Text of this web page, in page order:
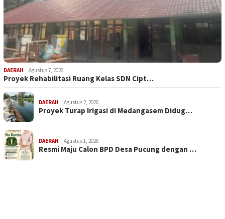
DAERAH Agustus 7, 2026
Proyek Rehabilitasi Ruang Kelas SDN Cipt…
DAERAH Agustus 2, 2026
Proyek Turap Irigasi di Medangasem Didug…
DAERAH Agustus 1, 2026
Resmi Maju Calon BPD Desa Pucung dengan …